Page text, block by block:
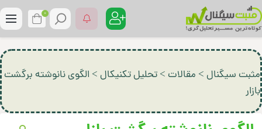
سیگنال>مقالات> تحلیل تکنیکال>الگوی نانوشته برگشت